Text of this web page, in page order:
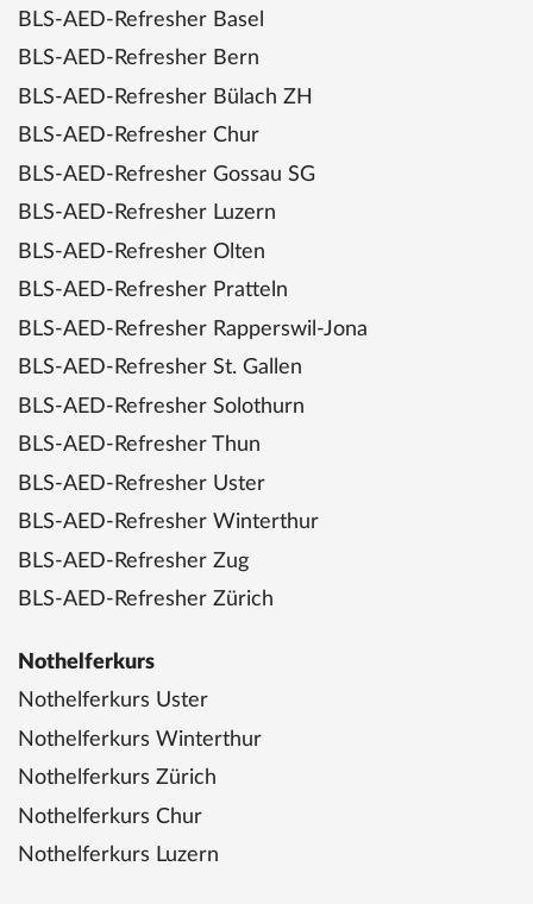
BLS-AED-Refresher Basel
BLS-AED-Refresher Bern
BLS-AED-Refresher Bülach ZH
BLS-AED-Refresher Chur
BLS-AED-Refresher Gossau SG
BLS-AED-Refresher Luzern
BLS-AED-Refresher Olten
BLS-AED-Refresher Pratteln
BLS-AED-Refresher Rapperswil-Jona
BLS-AED-Refresher St. Gallen
BLS-AED-Refresher Solothurn
BLS-AED-Refresher Thun
BLS-AED-Refresher Uster
BLS-AED-Refresher Winterthur
BLS-AED-Refresher Zug
BLS-AED-Refresher Zürich
Nothelferkurs
Nothelferkurs Uster
Nothelferkurs Winterthur
Nothelferkurs Zürich
Nothelferkurs Chur
Nothelferkurs Luzern